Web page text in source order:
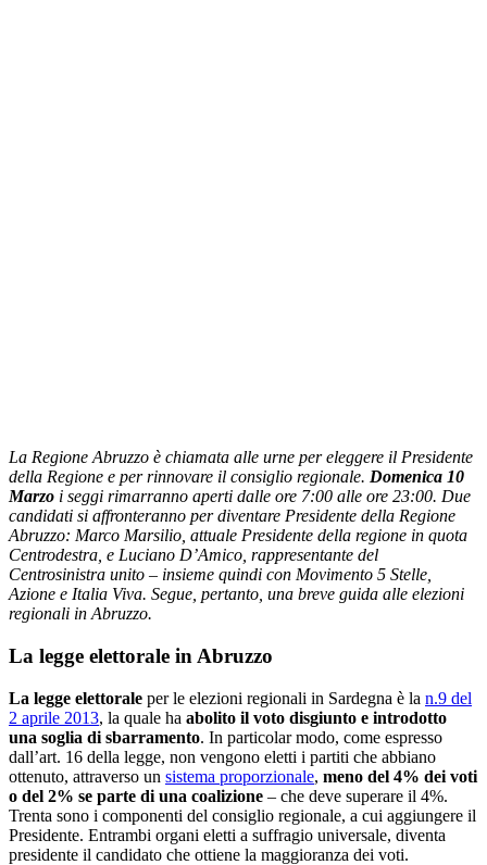
La Regione Abruzzo è chiamata alle urne per eleggere il Presidente
della Regione e per rinnovare il consiglio regionale. Domenica 10
Marzo i seggi rimarranno aperti dalle ore 7:00 alle ore 23:00. Due
candidati si affronteranno per diventare Presidente della Regione
Abruzzo: Marco Marsilio, attuale Presidente della regione in quota
Centrodestra, e Luciano D’Amico, rappresentante del
Centrosinistra unito – insieme quindi con Movimento 5 Stelle,
Azione e Italia Viva. Segue, pertanto, una breve guida alle elezioni
regionali in Abruzzo.
La legge elettorale in Abruzzo
La legge elettorale per le elezioni regionali in Sardegna è la n.9 del
2 aprile 2013, la quale ha abolito il voto disgiunto e introdotto
una soglia di sbarramento. In particolar modo, come espresso
dall’art. 16 della legge, non vengono eletti i partiti che abbiano
ottenuto, attraverso un sistema proporzionale, meno del 4% dei voti
o del 2% se parte di una coalizione – che deve superare il 4%.
Trenta sono i componenti del consiglio regionale, a cui aggiungere il
Presidente. Entrambi organi eletti a suffragio universale, diventa
presidente il candidato che ottiene la maggioranza dei voti.